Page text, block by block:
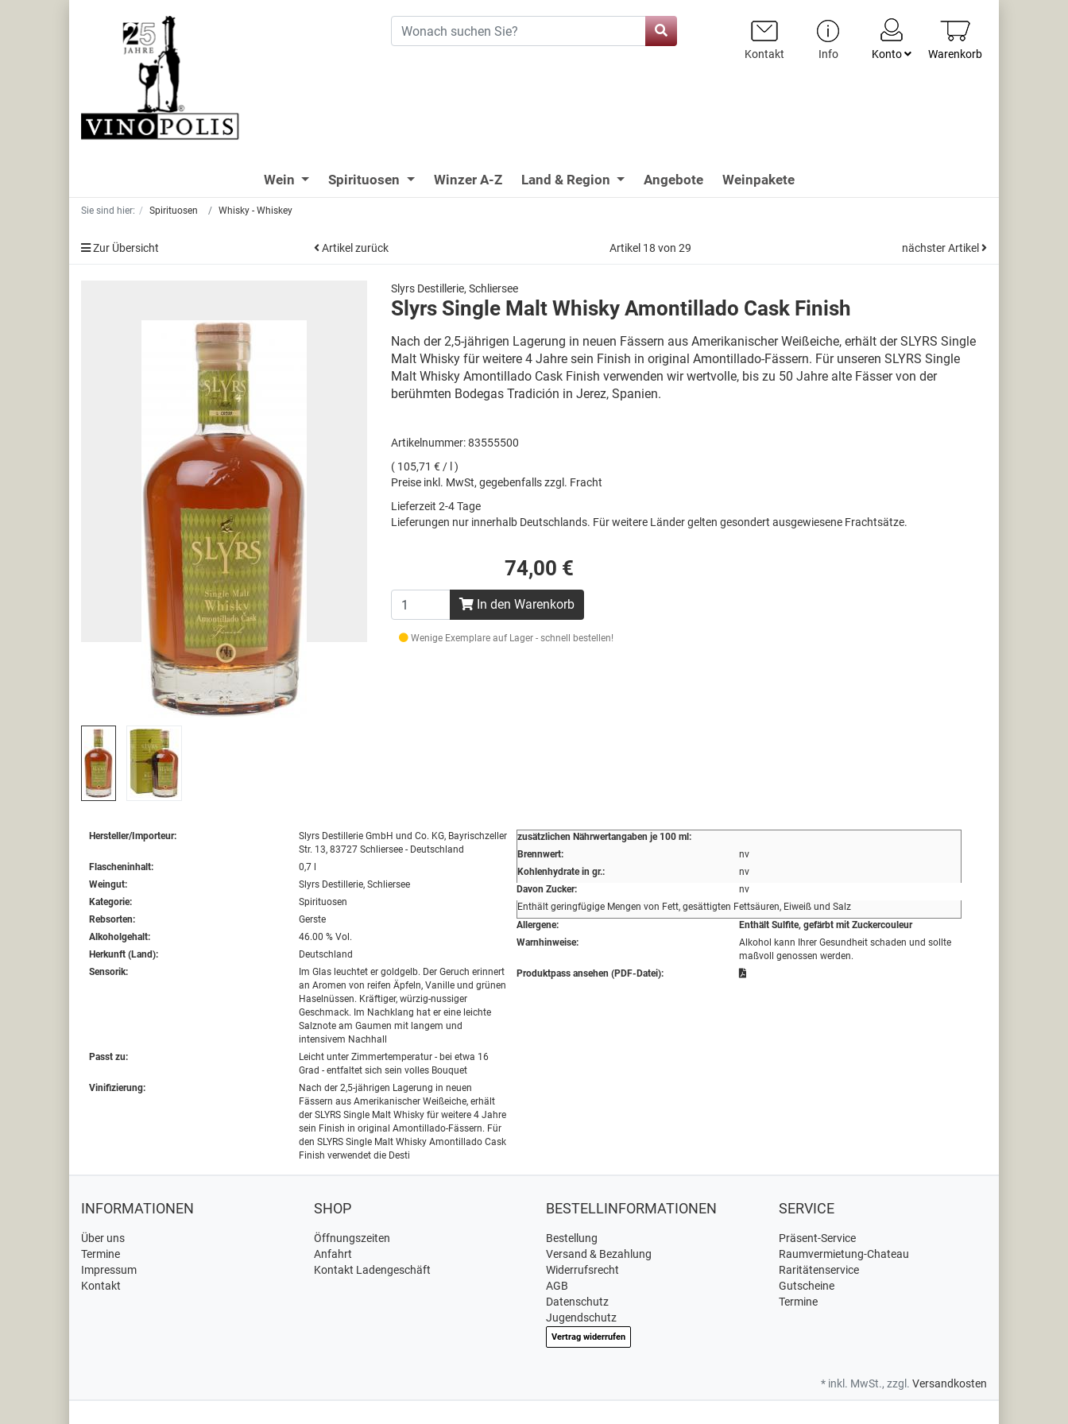
Warenkorb
Konto
Info
Kontakt
Wein Spirituosen Winzer A-Z Land & Region Angebote Weinpakete
Sie sind hier: Spirituosen Whisky - Whiskey
Zur Übersicht Artikel zurück Artikel 18 von 29 nächster Artikel
Slyrs Destillerie, Schliersee
Slyrs Single Malt Whisky Amontillado Cask Finish
Nach der 2,5-jährigen Lagerung in neuen Fässern aus Amerikanischer Weißeiche, erhält der SLYRS Single
Malt Whisky für weitere 4 Jahre sein Finish in original Amontillado-Fässern. Für unseren SLYRS Single
Malt Whisky Amontillado Cask Finish verwenden wir wertvolle, bis zu 50 Jahre alte Fässer von der
berühmten Bodegas Tradición in Jerez, Spanien.
Artikelnummer: 83555500
( 105,71 € / l )
Preise inkl. MwSt, gegebenfalls zzgl. Fracht
Lieferzeit 2-4 Tage
Lieferungen nur innerhalb Deutschlands. Für weitere Länder gelten gesondert ausgewiesene Frachtsätze.
74,00 €
In den Warenkorb
Wenige Exemplare auf Lager - schnell bestellen!
Hersteller/Importeur:
Slyrs Destillerie GmbH und Co. KG, Bayrischzeller
Str. 13, 83727 Schliersee - Deutschland
Flascheninhalt:
0,7 l
Weingut:
Slyrs Destillerie, Schliersee
Kategorie:
Spirituosen
Rebsorten:
Gerste
Alkoholgehalt:
46.00 % Vol.
Herkunft (Land):
Deutschland
Sensorik:
Im Glas leuchtet er goldgelb. Der Geruch erinnert
an Aromen von reifen Äpfeln, Vanille und grünen
Haselnüssen. Kräftiger, würzig-nussiger
Geschmack. Im Nachklang hat er eine leichte
Salznote am Gaumen mit langem und
intensivem Nachhall
Passt zu:
Leicht unter Zimmertemperatur - bei etwa 16
Grad - entfaltet sich sein volles Bouquet
Vinifizierung:
Nach der 2,5-jährigen Lagerung in neuen
Fässern aus Amerikanischer Weißeiche, erhält
der SLYRS Single Malt Whisky für weitere 4 Jahre
sein Finish in original Amontillado-Fässern. Für
den SLYRS Single Malt Whisky Amontillado Cask
Finish verwendet die Desti
zusätzlichen Nährwertangaben je 100 ml:
Brennwert:
nv
Kohlenhydrate in gr.:
nv
Davon Zucker:
nv
Enthält geringfügige Mengen von Fett, gesättigten Fettsäuren, Eiweiß und Salz
Allergene:
Enthält Sulfite, gefärbt mit Zuckercouleur
Warnhinweise:
Alkohol kann Ihrer Gesundheit schaden und sollte
maßvoll genossen werden.
Produktpass ansehen (PDF-Datei):
INFORMATIONEN
Über uns
Termine
Impressum
Kontakt
SHOP
Öffnungszeiten
Anfahrt
Kontakt Ladengeschäft
BESTELLINFORMATIONEN
Bestellung
Versand & Bezahlung
Widerrufsrecht
AGB
Datenschutz
Jugendschutz
Vertrag widerrufen
SERVICE
Präsent-Service
Raumvermietung-Chateau
Raritätenservice
Gutscheine
Termine
* inkl. MwSt., zzgl. Versandkosten